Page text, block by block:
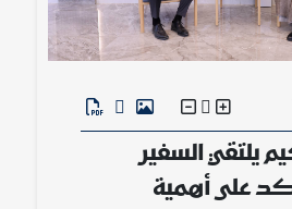
يلتقي السفير
على أهمية